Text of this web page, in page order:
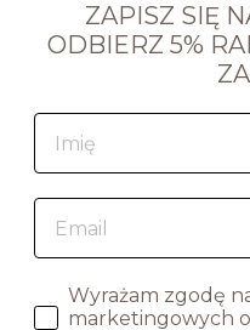
ZAPISZ SIĘ
ODBIERZ 5%
Wyrażam zgodę
marketingowych